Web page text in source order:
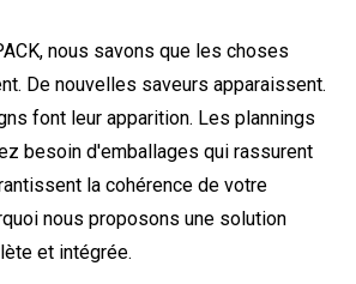
nous savons que les choses
De nouvelles saveurs apparaissent.
font leur apparition. Les plannings
besoin d'emballages qui rassurent
la cohérence de votre
nous proposons une solution
et intégrée.